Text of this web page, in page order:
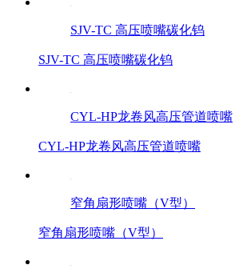
SJV-TC 高压喷嘴碳化钨
SJV-TC 高压喷嘴碳化钨
CYL-HP龙卷风高压管道喷嘴
CYL-HP龙卷风高压管道喷嘴
窄角扇形喷嘴（V型）
窄角扇形喷嘴（V型）